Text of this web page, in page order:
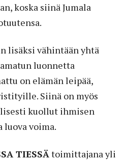
koska siinä Jumala
lisäksi vähintään yhtä
luonnetta
on elämän leipää,
Siinä on myös
kuollut ihmisen
luova voima.
TIESSÄ toimittajana yli